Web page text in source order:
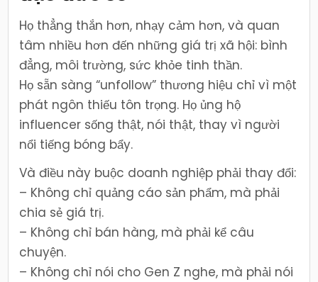
Họ thẳng thắn hơn, nhạy cảm hơn, và quan
tâm nhiều hơn đến những giá trị xã hội: bình
đẳng, môi trường, sức khỏe tinh thần.
Họ sẵn sàng “unfollow” thương hiệu chỉ vì một
phát ngôn thiếu tôn trọng. Họ ủng hộ
influencer sống thật, nói thật, thay vì người
nổi tiếng bóng bẩy.
Và điều này buộc doanh nghiệp phải thay đổi:
– Không chỉ quảng cáo sản phẩm, mà phải
chia sẻ giá trị.
– Không chỉ bán hàng, mà phải kể câu
chuyện.
– Không chỉ nói cho Gen Z nghe, mà phải nói